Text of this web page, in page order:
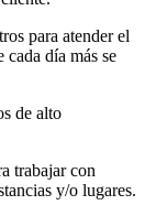
para atender el
cada día más se
de alto
trabajar con
y/o lugares.